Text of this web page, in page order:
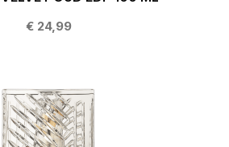
€ 24,99